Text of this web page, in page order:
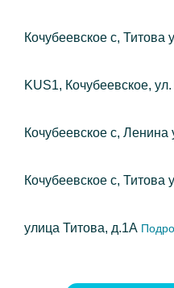
Кочубеевское с, Титова
KUS1, Кочубеевское,
Кочубеевское с, Ленина
Кочубеевское с, Титова
улица Титова, д.1А